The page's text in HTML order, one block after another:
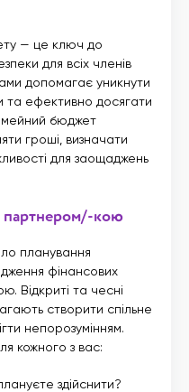
— це ключ до
для всіх членів
допомагає уникнути
та ефективно досягати
бюджет
гроші, визначати
для заощаджень
партнером/-кою
планування
фінансових
Відкриті та чесні
створити спільне
непорозумінням.
кожного з вас:
здійснити?